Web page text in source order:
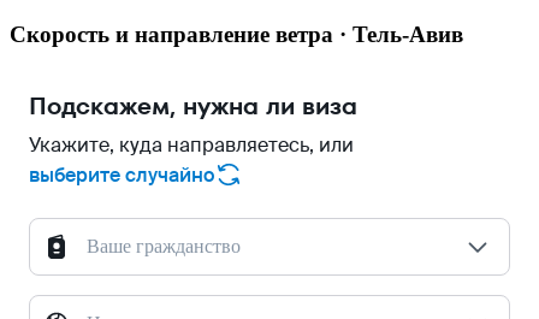
Скорость и направление ветра · Тель-Авив
Подскажем, нужна ли виза
Укажите, куда направляетесь, или
выберите случайно
Ваше гражданство